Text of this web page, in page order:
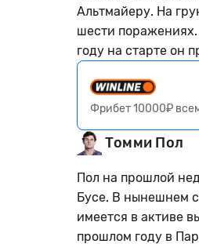
Альтмайеру. На
шести
году на старте он
Фрибет 10000₽
Томми Пол
Пол на прошлой
Бусе. В нынешнем
имеется в активе
прошлом году в